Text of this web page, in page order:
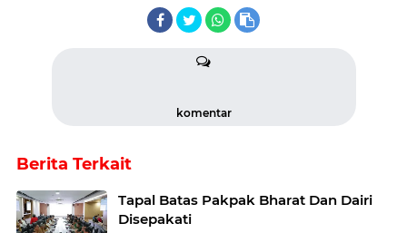
komentar
Berita Terkait
Tapal Batas Pakpak Bharat Dan Dairi
Disepakati